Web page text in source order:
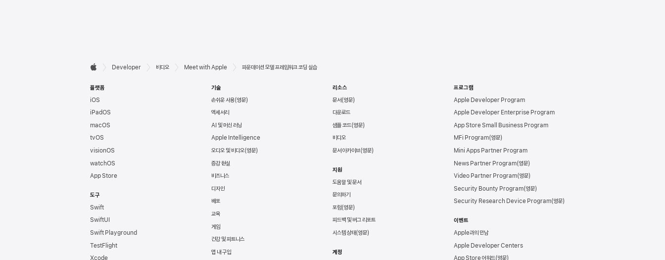
Developer
바닥글

Developer 비디오 Meet with Apple 파운데이션 모델 프레임워크 코딩 실습
플랫폼
iOS
iPadOS
macOS
tvOS
visionOS
watchOS
App Store
도구
Swift
SwiftUI
Swift Playground
TestFlight
Xcode
기술
손쉬운 사용
액세서리
AI 및 머신 러닝
Apple Intelligence
오디오 및 비디오
증강 현실
비즈니스
디자인
배포
교육
게임
건강 및 피트니스
앱 내 구입
리소스
문서
다운로드
샘플 코드
비디오
문서 아카이브
지원
도움말 및 문서
문의하기
포럼
피드백 및 버그 리포트
시스템 상태
계정
프로그램
Apple Developer Program
Apple Developer Enterprise Program
App Store Small Business Program
MFi Program
Mini Apps Partner Program
News Partner Program
Video Partner Program
Security Bounty Program
Security Research Device Program
이벤트
Apple과의 만남
Apple Developer Centers
App Store 어워드